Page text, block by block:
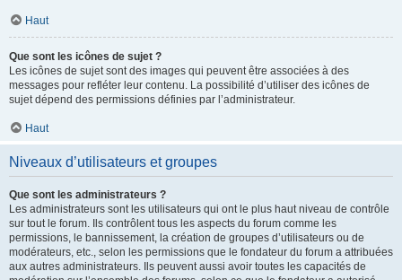
Haut
Que sont les icônes de sujet ?
Les icônes de sujet sont des images qui peuvent être associées à des
messages pour refléter leur contenu. La possibilité d’utiliser des icônes de
sujet dépend des permissions définies par l’administrateur.
Haut
Niveaux d’utilisateurs et groupes
Que sont les administrateurs ?
Les administrateurs sont les utilisateurs qui ont le plus haut niveau de contrôle
sur tout le forum. Ils contrôlent tous les aspects du forum comme les
permissions, le bannissement, la création de groupes d’utilisateurs ou de
modérateurs, etc., selon les permissions que le fondateur du forum a attribuées
aux autres administrateurs. Ils peuvent aussi avoir toutes les capacités de